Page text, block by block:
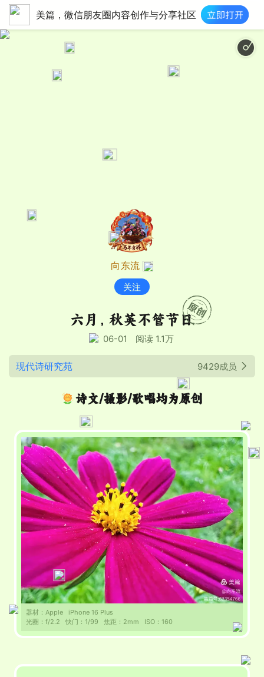
美篇，微信朋友圈内容创作与分享社区
向东流
关注
六月，秋英不管节日
06-01 阅读 1.1万
现代诗研究苑 9429成员
诗文/摄影/歌唱均为原创
器材： Apple
iPhone 16 Plus
光圈： f/2.2 快门： 1/99 焦距： 2mm ISO： 160